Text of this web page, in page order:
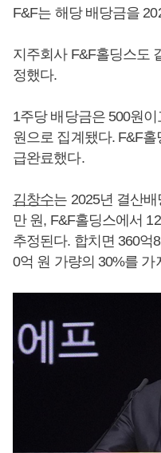
F&F는 해당 배당금을
지주회사 F&F홀딩스도
정했다.
1주당 배당금은 500원
원으로 집계됐다. F&F
급완료했다.
김창수는 2025년 결산
만 원, F&F홀딩스에서
추정된다. 합치면 360억
0억 원 가량의 30%를 가